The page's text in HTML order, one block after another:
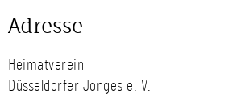
Adresse
Heimatverein
Düsseldorfer Jonges e. V.